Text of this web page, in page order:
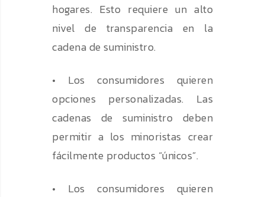
hogares. Esto requiere un alto
nivel de transparencia en la
cadena de suministro.
• Los consumidores quieren
opciones personalizadas. Las
cadenas de suministro deben
permitir a los minoristas crear
fácilmente productos “únicos”.
• Los consumidores quieren